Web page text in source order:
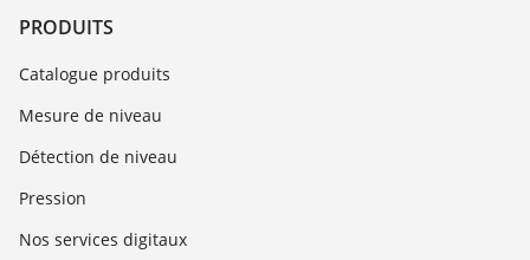
PRODUITS
Catalogue produits
Mesure de niveau
Détection de niveau
Pression
Nos services digitaux